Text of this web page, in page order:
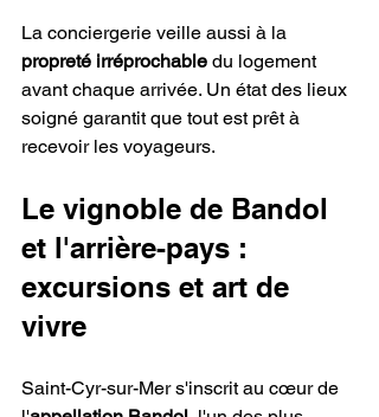
La conciergerie veille aussi à la
propreté irréprochable du logement
avant chaque arrivée. Un état des lieux
soigné garantit que tout est prêt à
recevoir les voyageurs.
Le vignoble de Bandol
et l'arrière-pays :
excursions et art de
vivre
Saint-Cyr-sur-Mer s'inscrit au cœur de